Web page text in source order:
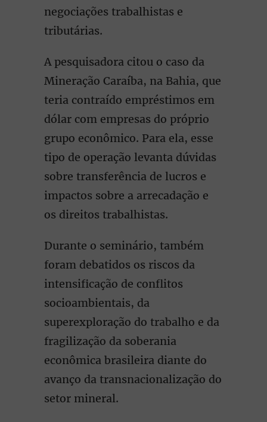
negociações trabalhistas e
tributárias.
A pesquisadora citou o caso da
Mineração Caraíba, na Bahia, que
teria contraído empréstimos em
dólar com empresas do próprio
grupo econômico. Para ela, esse
tipo de operação levanta dúvidas
sobre transferência de lucros e
impactos sobre a arrecadação e
os direitos trabalhistas.
Durante o seminário, também
foram debatidos os riscos da
intensificação de conflitos
socioambientais, da
superexploração do trabalho e da
fragilização da soberania
econômica brasileira diante do
avanço da transnacionalização do
setor mineral.